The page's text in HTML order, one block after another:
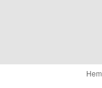
Hem